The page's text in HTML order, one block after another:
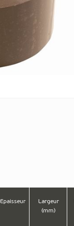
Epaisseur
Largeur
(mm)